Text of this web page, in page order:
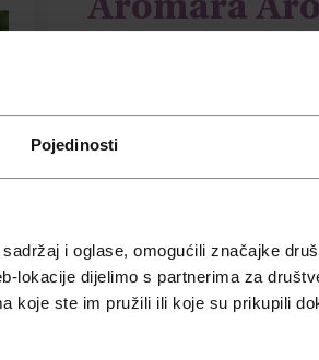
Pojedinosti
i oglase, omogućili značajke
lokacije dijelimo s partnerima za
koje ste im pružili ili koje su prikupili
Aromara
Ovaj aroma difuzer namijenjen
mikroskopski sitnih kapljica,
oplemenjuju vaš prostor,
100 V – 240 V AC, Nazivni napon:
Kapacitet spremnika vode: 500